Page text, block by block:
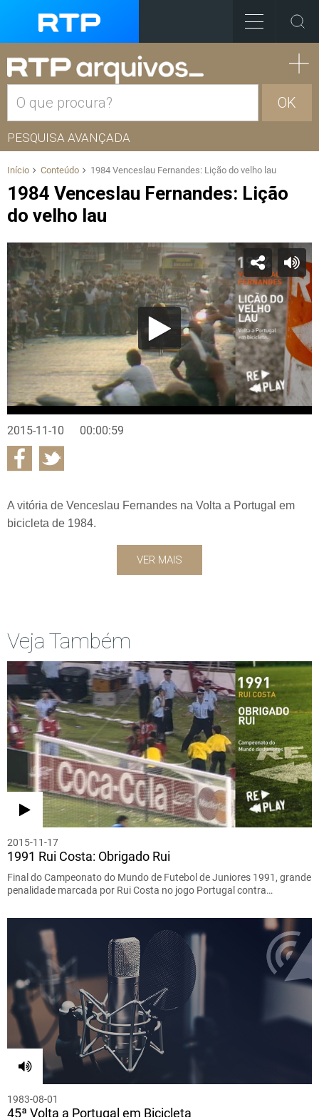
OK
PESQUISA AVANÇADA
Início Conteúdo 1984 Venceslau Fernandes: Lição do velho lau
1984 Venceslau Fernandes: Lição
do velho lau
2015-11-10 00:00:59
A vitória de Venceslau Fernandes na Volta a Portugal em
bicicleta de 1984.
VER MAIS
Veja Também
2015-11-17
1991 Rui Costa: Obrigado Rui
Final do Campeonato do Mundo de Futebol de Juniores 1991, grande
penalidade marcada por Rui Costa no jogo Portugal contra…
1983-08-01
45ª Volta a Portugal em Bicicleta